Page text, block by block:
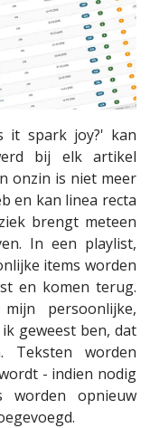
it spark joy?' kan
bij elk artikel
onzin is niet meer
en kan linea recta
brengt meteen
In een playlist,
items worden
en komen terug.
persoonlijke,
geweest ben, dat
worden
- indien nodig
worden opnieuw